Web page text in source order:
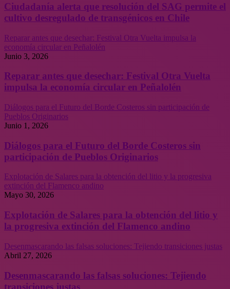
Ciudadanía alerta que resolución del SAG permite el
cultivo desregulado de transgénicos en Chile
Reparar antes que desechar: Festival Otra Vuelta impulsa la
economía circular en Peñalolén
Junio 3, 2026
Reparar antes que desechar: Festival Otra Vuelta
impulsa la economía circular en Peñalolén
Diálogos para el Futuro del Borde Costeros sin participación de
Pueblos Originarios
Junio 1, 2026
Diálogos para el Futuro del Borde Costeros sin
participación de Pueblos Originarios
Explotación de Salares para la obtención del litio y la progresiva
extinción del Flamenco andino
Mayo 30, 2026
Explotación de Salares para la obtención del litio y
la progresiva extinción del Flamenco andino
Desenmascarando las falsas soluciones: Tejiendo transiciones justas
Abril 27, 2026
Desenmascarando las falsas soluciones: Tejiendo
transiciones justas